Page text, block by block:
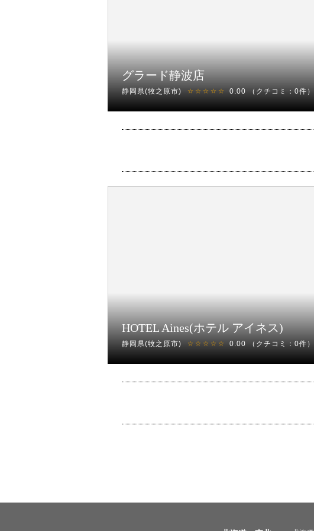
グラード静波店
静岡県(牧之原市) ☆☆☆☆☆ 0.00 （クチコミ：0件）
HOTEL Aines(ホテル アイネス)
静岡県(牧之原市) ☆☆☆☆☆ 0.00 （クチコミ：0件）